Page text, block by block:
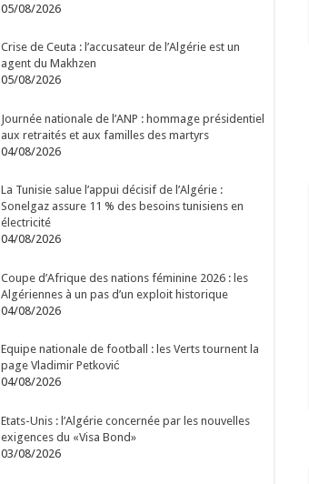
05/08/2026
Crise de Ceuta : l’accusateur de l’Algérie est un
agent du Makhzen
05/08/2026
Journée nationale de l’ANP : hommage présidentiel
aux retraités et aux familles des martyrs
04/08/2026
La Tunisie salue l’appui décisif de l’Algérie :
Sonelgaz assure 11 % des besoins tunisiens en
électricité
04/08/2026
Coupe d’Afrique des nations féminine 2026 : les
Algériennes à un pas d’un exploit historique
04/08/2026
Equipe nationale de football : les Verts tournent la
page Vladimir Petković
04/08/2026
Etats-Unis : l’Algérie concernée par les nouvelles
exigences du «Visa Bond»
03/08/2026